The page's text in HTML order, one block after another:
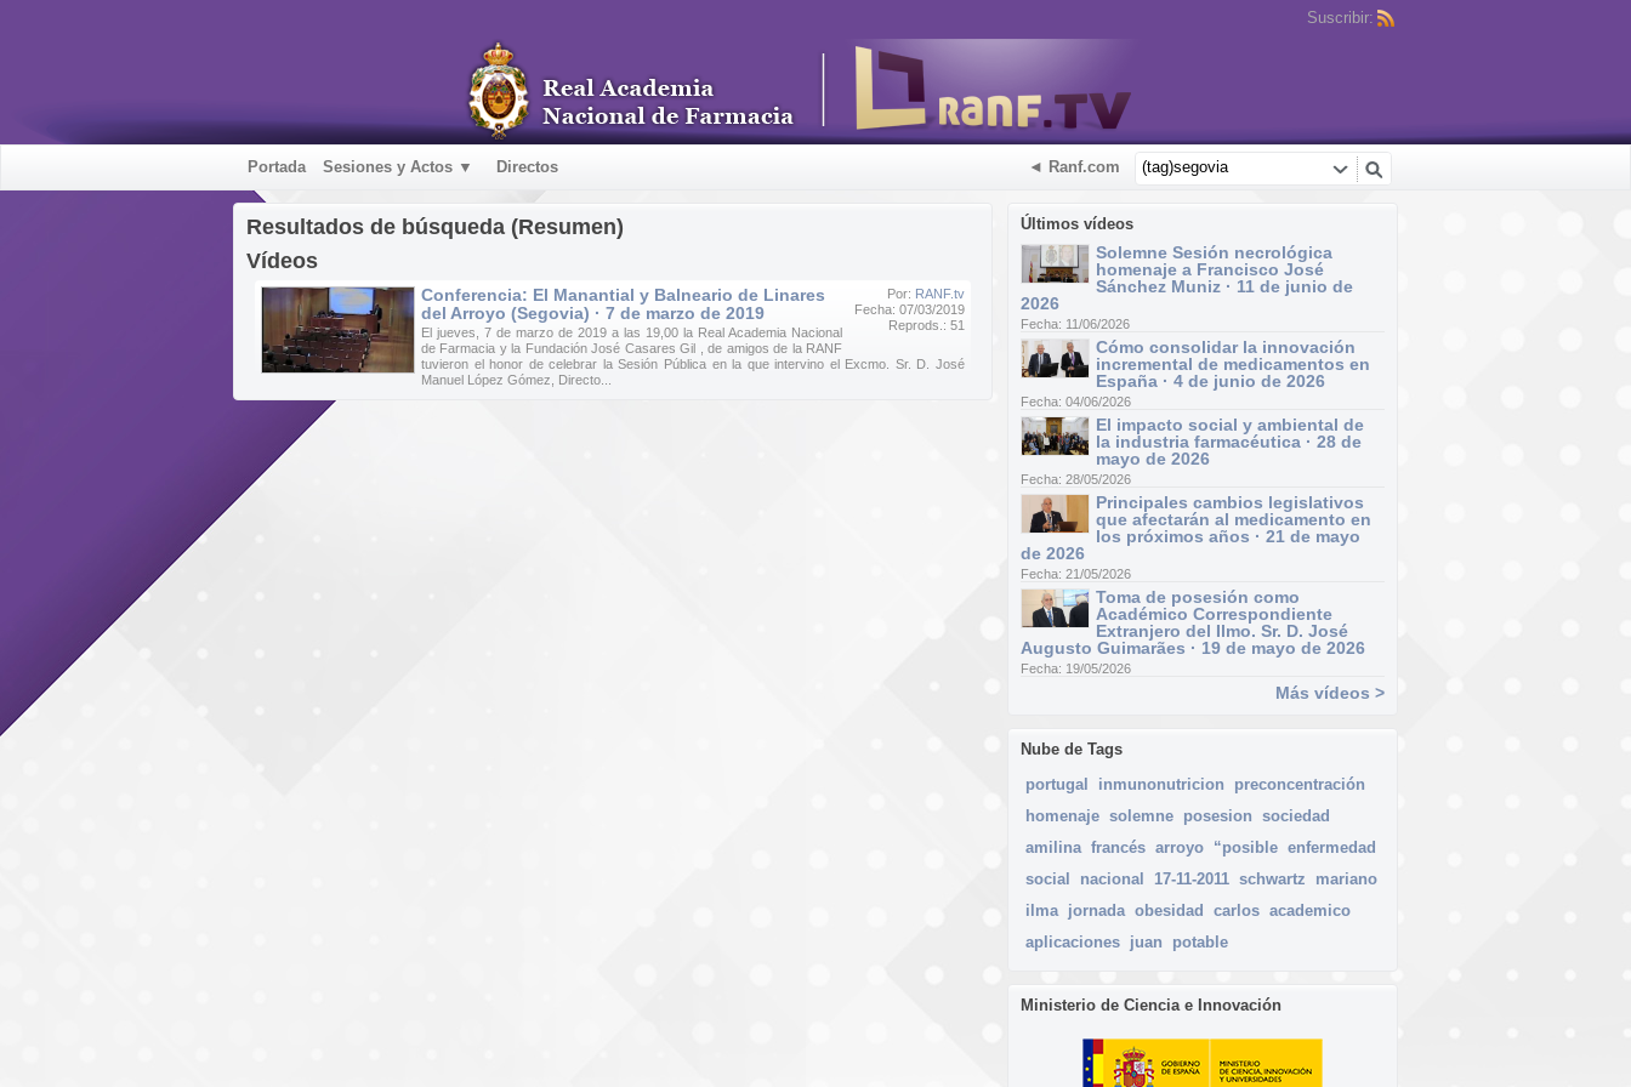
Suscribir:
Portada Sesiones y Actos ▼ Directos ◄ Ranf.com
Últimos vídeos
Solemne Sesión necrológica
homenaje a Francisco José
Sánchez Muniz · 11 de junio de
2026
Fecha: 11/06/2026
Cómo consolidar la innovación
incremental de medicamentos en
España · 4 de junio de 2026
Fecha: 04/06/2026
El impacto social y ambiental de
la industria farmacéutica · 28 de
mayo de 2026
Fecha: 28/05/2026
Principales cambios legislativos
que afectarán al medicamento en
los próximos años · 21 de mayo
de 2026
Fecha: 21/05/2026
Toma de posesión como
Académico Correspondiente
Extranjero del Ilmo. Sr. D. José
Augusto Guimarães · 19 de mayo de 2026
Fecha: 19/05/2026
Más vídeos >
Nube de Tags
portugal
inmunonutricion
preconcentración
homenaje solemne posesion sociedad
amilina francés arroyo “posible enfermedad
social
nacional 17-11-2011 schwartz
mariano
ilma jornada obesidad carlos academico
aplicaciones juan potable
Ministerio de Ciencia e Innovación
Resultados de búsqueda (Resumen)
Vídeos
Por: RANF.tv
Fecha: 07/03/2019
Reprods.: 51
Conferencia: El Manantial y Balneario de Linares
del Arroyo (Segovia) · 7 de marzo de 2019
El jueves, 7 de marzo de 2019 a las 19,00 la Real Academia Nacional
de Farmacia y la Fundación José Casares Gil , de amigos de la RANF
tuvieron el honor de celebrar la Sesión Pública en la que intervino el Excmo. Sr. D. José
Manuel López Gómez, Directo...